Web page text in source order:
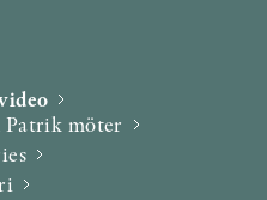
Patrik möter